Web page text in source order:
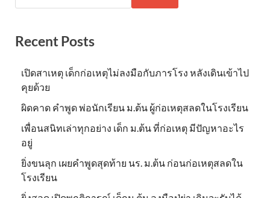
Recent Posts
เปิดสาเหตุ เด็กก่อเหตุไม่ลงมือกับภารโรง หลังเดินเข้าไป
คุยด้วย
ผิดคาด คำพูด พ่อนักเรียน ม.ต้น ผู้ก่อเหตุสลดในโรงเรียน
เพื่อนสนิทเล่าทุกอย่าง เด็ก ม.ต้น ที่ก่อเหตุ มีปัญหาอะไร
อยู่
ยิ่งขนลุก เผยคำพูดสุดท้าย นร. ม.ต้น ก่อนก่อเหตุสลดใน
โรงเรียน